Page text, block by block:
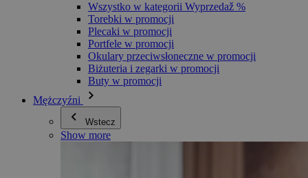
Wszystko w kategorii Wyprzedaž %
Torebki w promocji
Plecaki w promocji
Portfele w promocji
Okulary przeciwsłoneczne w promocji
Biżuteria i zegarki w promocji
Buty w promocji
Mężczyźni
Wstecz
Show more